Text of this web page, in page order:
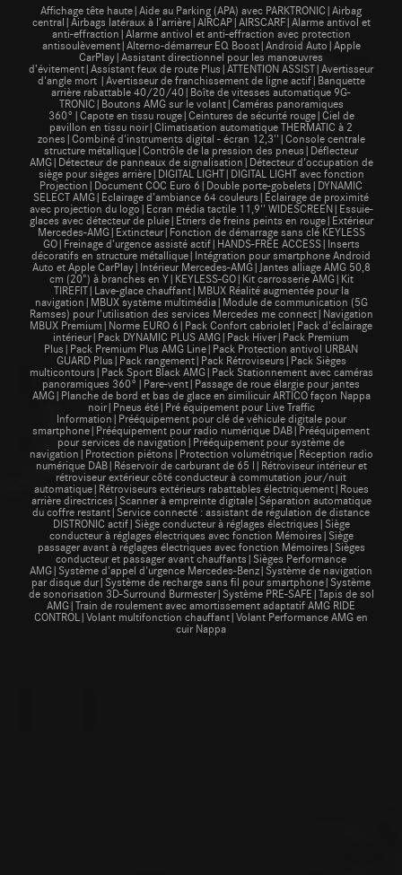
Affichage tête haute|Aide au Parking (APA) avec PARKTRONIC|Airbag
central|Airbags latéraux à l’arrière|AIRCAP|AIRSCARF|Alarme antivol et
anti-effraction|Alarme antivol et anti-effraction avec protection
antisoulèvement|Alterno-démarreur EQ Boost|Android Auto|Apple
CarPlay|Assistant directionnel pour les manœuvres
d’évitement|Assistant feux de route Plus|ATTENTION ASSIST|Avertisseur
d'angle mort |Avertisseur de franchissement de ligne actif|Banquette
arrière rabattable 40/20/40|Boîte de vitesses automatique 9G-
TRONIC|Boutons AMG sur le volant|Caméras panoramiques
360°|Capote en tissu rouge|Ceintures de sécurité rouge|Ciel de
pavillon en tissu noir|Climatisation automatique THERMATIC à 2
zones|Combiné d'instruments digital - écran 12,3''|Console centrale
structure métallique|Contrôle de la pression des pneus|Déflecteur
AMG|Détecteur de panneaux de signalisation|Détecteur d'occupation de
siège pour sièges arrière|DIGITAL LIGHT|DIGITAL LIGHT avec fonction
Projection|Document COC Euro 6|Double porte-gobelets|DYNAMIC
SELECT AMG|Eclairage d’ambiance 64 couleurs|Éclairage de proximité
avec projection du logo|Ecran média tactile 11,9'' WIDESCREEN|Essuie-
glaces avec détecteur de pluie|Etriers de freins peints en rouge|Extérieur
Mercedes-AMG|Extincteur|Fonction de démarrage sans clé KEYLESS
GO|Freinage d’urgence assisté actif|HANDS-FREE ACCESS|Inserts
décoratifs en structure métallique|Intégration pour smartphone Android
Auto et Apple CarPlay|Intérieur Mercedes-AMG|Jantes alliage AMG 50,8
cm (20") à branches en Y|KEYLESS-GO|Kit carrosserie AMG|Kit
TIREFIT|Lave-glace chauffant|MBUX Réalité augmentée pour la
navigation|MBUX système multimédia|Module de communication (5G
Ramses) pour l’utilisation des services Mercedes me connect|Navigation
MBUX Premium|Norme EURO 6|Pack Confort cabriolet|Pack d'éclairage
intérieur|Pack DYNAMIC PLUS AMG|Pack Hiver|Pack Premium
Plus|Pack Premium Plus AMG Line|Pack Protection antivol URBAN
GUARD Plus|Pack rangement|Pack Rétroviseurs|Pack Sièges
multicontours|Pack Sport Black AMG|Pack Stationnement avec caméras
panoramiques 360°|Pare-vent|Passage de roue élargie pour jantes
AMG|Planche de bord et bas de glace en similicuir ARTICO façon Nappa
noir|Pneus été|Pré équipement pour Live Traffic
Information|Prééquipement pour clé de véhicule digitale pour
smartphone|Prééquipement pour radio numérique DAB|Prééquipement
pour services de navigation|Prééquipement pour système de
navigation|Protection piétons|Protection volumétrique|Réception radio
numérique DAB|Réservoir de carburant de 65 l|Rétroviseur intérieur et
rétroviseur extérieur côté conducteur à commutation jour/nuit
automatique|Rétroviseurs extérieurs rabattables électriquement|Roues
arrière directrices|Scanner à empreinte digitale|Séparation automatique
du coffre restant|Service connecté : assistant de régulation de distance
DISTRONIC actif|Siège conducteur à réglages électriques|Siège
conducteur à réglages électriques avec fonction Mémoires|Siège
passager avant à réglages électriques avec fonction Mémoires|Sièges
conducteur et passager avant chauffants|Sièges Performance
AMG|Système d'appel d'urgence Mercedes-Benz|Système de navigation
par disque dur|Système de recharge sans fil pour smartphone|Système
de sonorisation 3D-Surround Burmester|Système PRE-SAFE|Tapis de sol
AMG|Train de roulement avec amortissement adaptatif AMG RIDE
CONTROL|Volant multifonction chauffant|Volant Performance AMG en
cuir Nappa